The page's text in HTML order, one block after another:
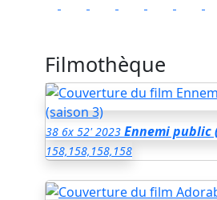
Filmothèque
38 6x 52' 2023 Ennemi public
158,158,158,158